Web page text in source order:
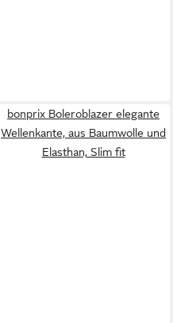
bonprix Boleroblazer elegante
Wellenkante, aus Baumwolle und
Elasthan, Slim fit